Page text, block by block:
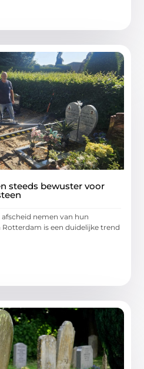
steeds bewuster voor
nemen van hun
is een duidelijke trend